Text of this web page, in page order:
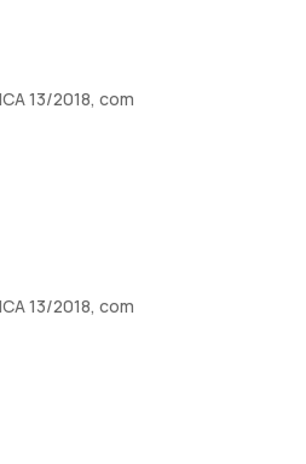
13/2018, com
13/2018, com